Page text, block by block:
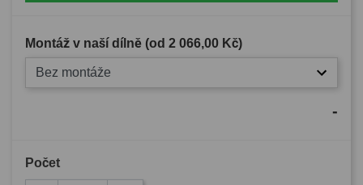
Montáž v naší dílně (od 2 066,00 Kč)
Bez montáže
-
Počet